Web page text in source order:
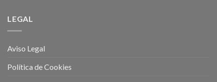
LEGAL
Aviso Legal
Política de Cookies